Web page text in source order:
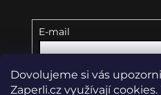
Dovolujeme si vás
Zaperli.cz využívají
E-mail
Vložením e-mailu
ochrany osobních údajů